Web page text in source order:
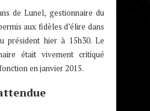
de Lunel, gestionnaire du
aux fidèles d’élire dans
président hier à 15h30. Le
était vivement critiqué
en janvier 2015.